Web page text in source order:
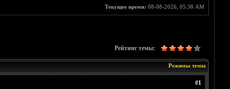
Текущее время: 08-08-2026, 05:38 AM
Рейтинг темы:
Режимы темы
#1